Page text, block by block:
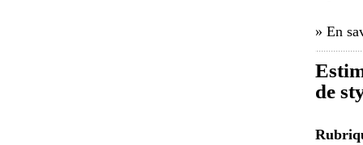
» En
de